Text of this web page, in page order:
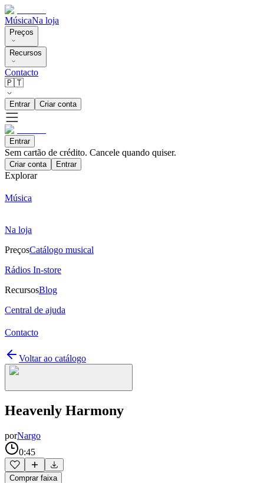
MúsicaNa loja
Preços
Recursos
Contacto
🇵🇹
Entrar Criar conta
Entrar
Sem cartão de crédito. Cancele quando quiser.
Criar conta Entrar
Explorar
Música
Na loja
PreçosCatálogo musical
Rádios In-store
RecursosBlog
Central de ajuda
Contacto
Voltar ao catálogo
Heavenly Harmony
porNargo
0:45
Comprar faixa